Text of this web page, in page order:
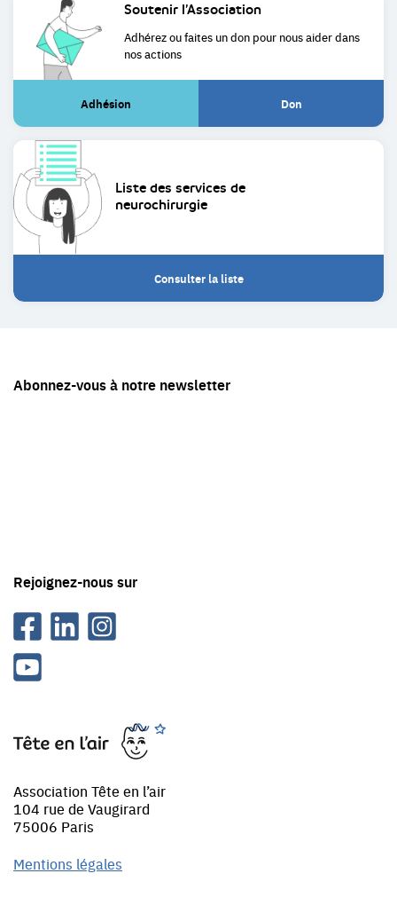
Soutenir l’Association
Adhérez ou faites un don pour nous aider dans
nos actions
Adhésion
(Lien Don
(Lien
Liste des services de
neurochirurgie
Consulter la liste
Tête
en
Association Tête en l’air
104 rue de Vaugirard
75006 Paris
Mentions légales
Rejoignez-nous sur
FacebookLinkedinInstagram
Youtube
Abonnez-vous à notre newsletter